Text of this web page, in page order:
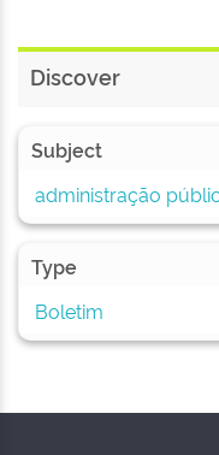
Discover
Subject
administração
Type
Boletim